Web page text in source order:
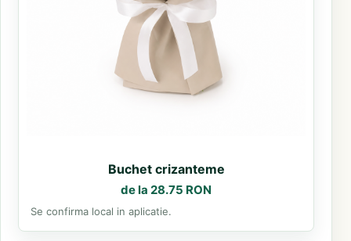
Buchet crizanteme
de la 28.75 RON
Se confirma local in aplicatie.